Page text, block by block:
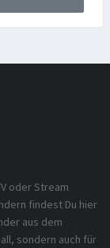
oder Stream
findest Du hier
aus dem
sondern auch für